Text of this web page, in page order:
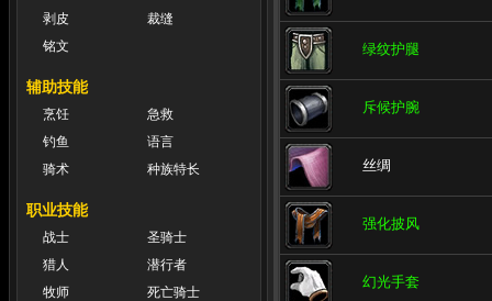
剥皮
裁缝
铭文
辅助技能
烹饪
急救
钓鱼
语言
骑术
种族特长
职业技能
战士
圣骑士
猎人
潜行者
牧师
死亡骑士
绿纹护腿
斥候护腕
丝绸
强化披风
幻光手套